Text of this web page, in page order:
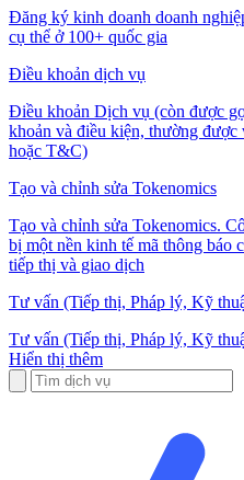
Đăng ký kinh doanh doanh
cụ thể ở 100+ quốc gia
Điều khoản dịch vụ
Điều khoản Dịch vụ (còn được
khoản và điều kiện, thường
hoặc T&C)
Tạo và chỉnh sửa Tokenomics
Tạo và chỉnh sửa Tokenomics.
bị một nền kinh tế mã thông báo
tiếp thị và giao dịch
Tư vấn (Tiếp thị, Pháp lý, Kỹ
Tư vấn (Tiếp thị, Pháp lý, Kỹ
Hiển thị thêm